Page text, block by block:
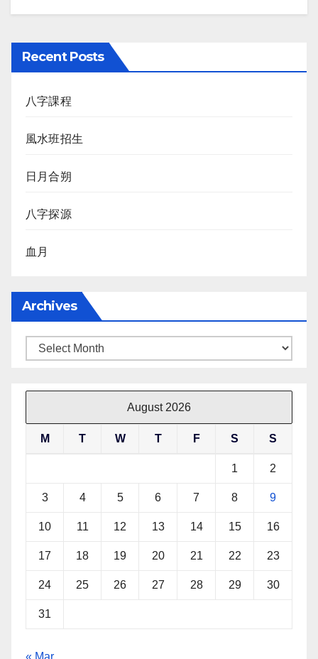
Recent Posts
八字課程
風水班招生
日月合朔
八字探源
血月
Archives
Archives
August 2026
M T W T F S S
1 2
3 4 5 6 7 8 9
10 11 12 13 14 15 16
17 18 19 20 21 22 23
24 25 26 27 28 29 30
31
« Mar